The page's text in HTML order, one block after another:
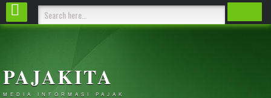
PAJAKITA
MEDIA INFORMASI PAJAK